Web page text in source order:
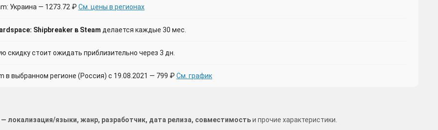
Украина — 1273.72 ₽ См. цены в регионах
Shipbreaker в Steam делается каждые 30 мес.
стоит ожидать приблизительно через 3 дн.
выбранном регионе (Россия) с 19.08.2021 — 799 ₽ См. график
локализация/языки, жанр, разработчик, дата релиза, совместимостьи прочие характеристики.